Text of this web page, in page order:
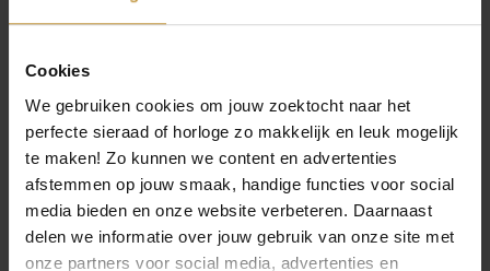
Cookies
We gebruiken cookies om jouw zoektocht naar het
perfecte sieraad of horloge zo makkelijk en leuk mogelijk
te maken! Zo kunnen we content en advertenties
afstemmen op jouw smaak, handige functies voor social
media bieden en onze website verbeteren. Daarnaast
delen we informatie over jouw gebruik van onze site met
onze partners voor social media, advertenties en
j
a
s
:
€
1
0
9
5
.
ZINZI COLLIER
ZIC2797 VERGULD
VERBONDEN RINGEN
Direct leverbaar, 1
werkdag
ZINZI COLLIER
ZIC2795 ZILVER
TENNISCOLLIER
Direct leverbaar, 1
werkdag